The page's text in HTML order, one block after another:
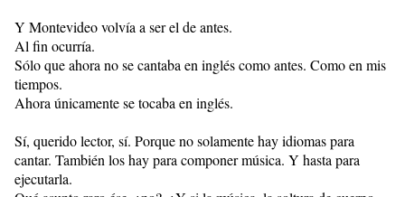
Y Montevideo volvía a ser el de antes.
Al fin ocurría.
Sólo que ahora no se cantaba en inglés como antes. Como en mis
tiempos.
Ahora únicamente se tocaba en inglés.
Sí, querido lector, sí. Porque no solamente hay idiomas para
cantar. También los hay para componer música. Y hasta para
ejecutarla.